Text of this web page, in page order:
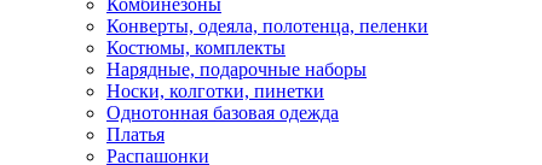
Комбинезоны
Конверты, одеяла, полотенца, пеленки
Костюмы, комплекты
Нарядные, подарочные наборы
Носки, колготки, пинетки
Однотонная базовая одежда
Платья
Распашонки